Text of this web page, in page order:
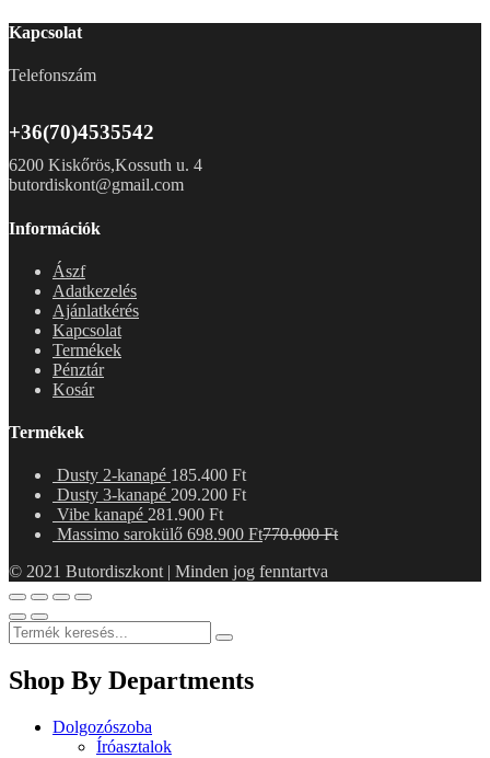
Kapcsolat
Telefonszám
+36(70)4535542
6200 Kiskőrös,Kossuth u. 4
butordiskont@gmail.com
Információk
Ászf
Adatkezelés
Ajánlatkérés
Kapcsolat
Termékek
Pénztár
Kosár
Termékek
Dusty 2-kanapé 185.400 Ft
Dusty 3-kanapé 209.200 Ft
Vibe kanapé 281.900 Ft
Massimo sarokülő 698.900 Ft770.000Ft
© 2021 Butordiszkont | Minden jog fenntartva
Shop By Departments
Dolgozószoba
Íróasztalok